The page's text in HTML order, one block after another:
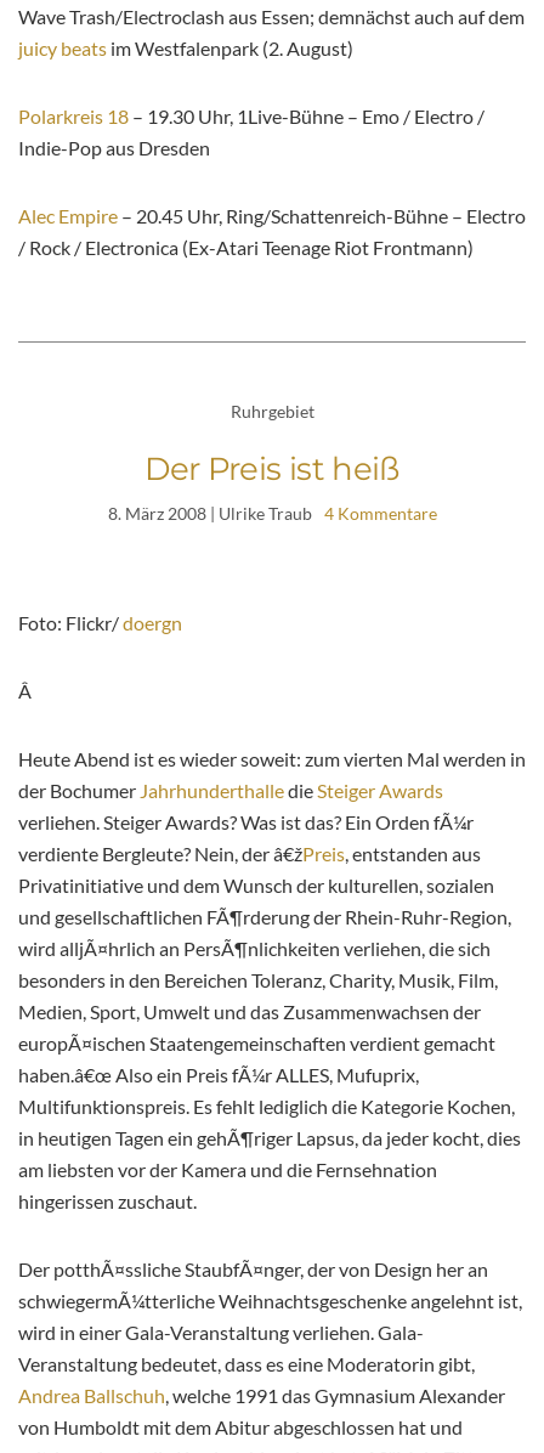
Wave Trash/Electroclash aus Essen; demnächst auch auf dem
juicy beats im Westfalenpark (2. August)
Polarkreis 18 – 19.30 Uhr, 1Live-Bühne – Emo / Electro /
Indie-Pop aus Dresden
Alec Empire – 20.45 Uhr, Ring/Schattenreich-Bühne – Electro
/ Rock / Electronica (Ex-Atari Teenage Riot Frontmann)
Ruhrgebiet
Der Preis ist heiß
8. März 2008| Ulrike Traub 4 Kommentare
Foto: Flickr/doergn
Â
Heute Abend ist es wieder soweit: zum vierten Mal werden in
der Bochumer Jahrhunderthalledie Steiger Awards
verliehen. Steiger Awards? Was ist das? Ein Orden fÃ¼r
verdiente Bergleute? Nein, der â€žPreis , entstanden aus
Privatinitiative und dem Wunsch der kulturellen, sozialen
und gesellschaftlichen FÃ¶rderung der Rhein-Ruhr-Region,
wird alljÃ¤hrlich an PersÃ¶nlichkeiten verliehen, die sich
besonders in den Bereichen Toleranz, Charity, Musik, Film,
Medien, Sport, Umwelt und das Zusammenwachsen der
europÃ¤ischen Staatengemeinschaften verdient gemacht
haben.â€œ Also ein Preis fÃ¼r ALLES, Mufuprix,
Multifunktionspreis. Es fehlt lediglich die Kategorie Kochen,
in heutigen Tagen ein gehÃ¶riger Lapsus, da jeder kocht, dies
am liebsten vor der Kamera und die Fernsehnation
hingerissen zuschaut.
Der potthÃ¤ssliche StaubfÃ¤nger, der von Design her an
schwiegermÃ¼tterliche Weihnachtsgeschenke angelehnt ist,
wird in einer Gala-Veranstaltung verliehen. Gala-
Veranstaltung bedeutet, dass es eine Moderatorin gibt,
Andrea Ballschuh , welche 1991 das Gymnasium Alexander
von Humboldt mit dem Abitur abgeschlossen hat und